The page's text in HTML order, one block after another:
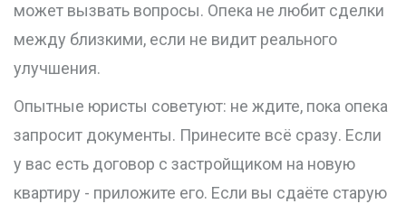
может вызвать вопросы. Опека не любит сделки
между близкими, если не видит реального
улучшения.
Опытные юристы советуют: не ждите, пока опека
запросит документы. Принесите всё сразу. Если
у вас есть договор с застройщиком на новую
квартиру - приложите его. Если вы сдаёте старую